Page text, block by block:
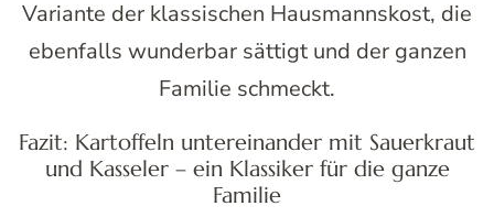
Variante der klassischen Hausmannskost, die
ebenfalls wunderbar sättigt und der ganzen
Familie schmeckt.
Fazit: Kartoffeln untereinander mit Sauerkraut
und Kasseler – ein Klassiker für die ganze
Familie